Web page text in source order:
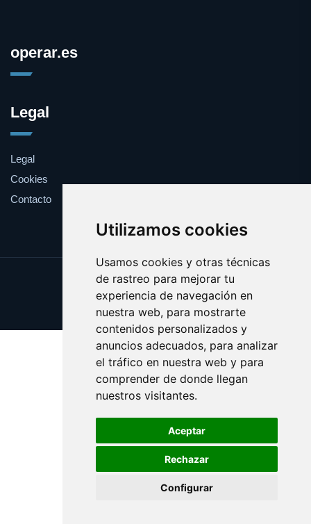
Utilizamos cookies
Usamos cookies y otras técnicas
de rastreo para mejorar tu
experiencia de navegación en
nuestra web, para mostrarte
contenidos personalizados y
anuncios adecuados, para analizar
el tráfico en nuestra web y para
comprender de donde llegan
nuestros visitantes.
Aceptar
Rechazar
Configurar
operar.es
Legal
Legal
Cookies
Contacto
Update cookies preferences
Copyright © 2025 operar.es